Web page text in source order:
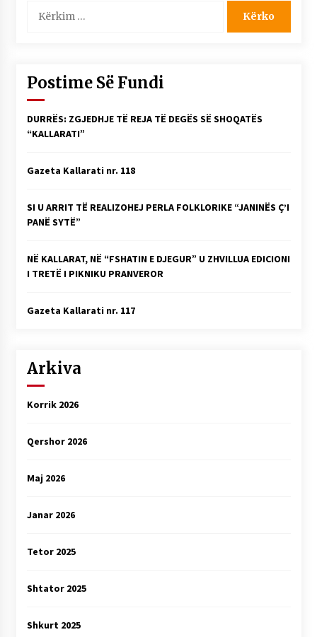
për:
Postime Së Fundi
DURRËS: ZGJEDHJE TË REJA TË DEGËS SË SHOQATËS
“KALLARATI”
Gazeta Kallarati nr. 118
SI U ARRIT TË REALIZOHEJ PERLA FOLKLORIKE “JANINËS Ç’I
PANË SYTË”
NË KALLARAT, NË “FSHATIN E DJEGUR” U ZHVILLUA EDICIONI
I TRETË I PIKNIKU PRANVEROR
Gazeta Kallarati nr. 117
Arkiva
Korrik 2026
Qershor 2026
Maj 2026
Janar 2026
Tetor 2025
Shtator 2025
Shkurt 2025